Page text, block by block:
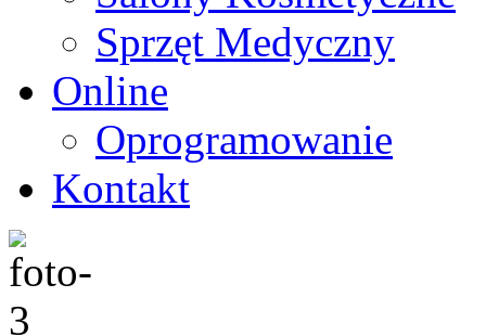
Sprzęt Medyczny
Online
Oprogramowanie
Kontakt